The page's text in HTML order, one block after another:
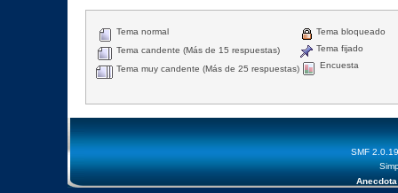
Tema normal
Tema candente (Más de 15 respuestas)
Tema muy candente (Más de 25 respuestas)
Tema bloqueado
Tema fijado
Encuesta
SMF 2.0.19
Anecdota